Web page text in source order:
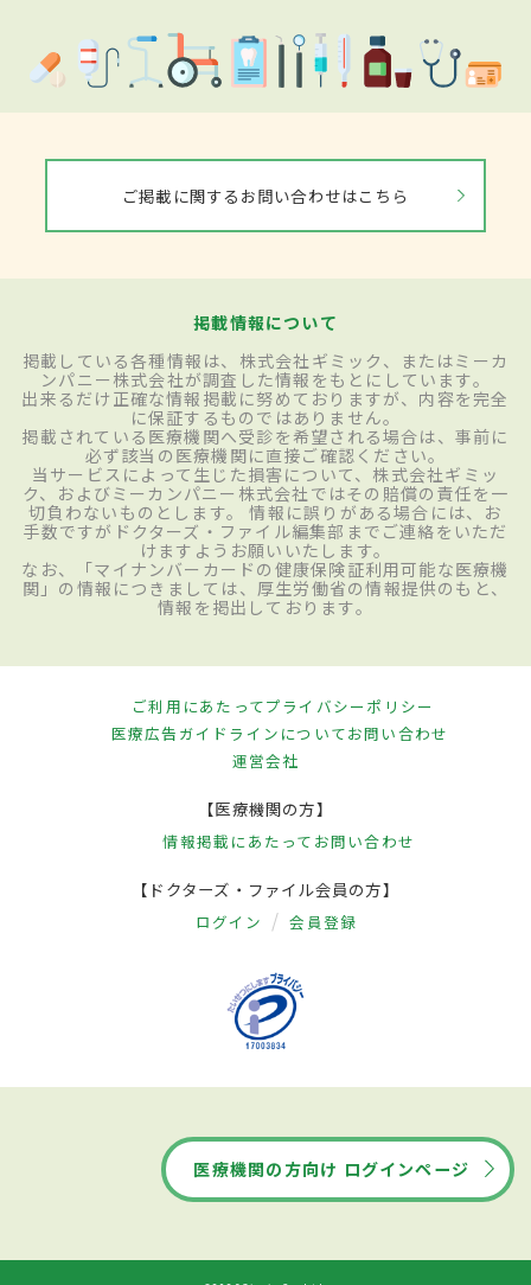
ご掲載に関するお問い合わせはこちら
掲載情報について
掲載している各種情報は、株式会社ギミック、またはミーカ
ンパニー株式会社が調査した情報をもとにしています。
出来るだけ正確な情報掲載に努めておりますが、内容を完全
に保証するものではありません。
掲載されている医療機関へ受診を希望される場合は、事前に
必ず該当の医療機関に直接ご確認ください。
当サービスによって生じた損害について、株式会社ギミッ
ク、およびミーカンパニー株式会社ではその賠償の責任を一
切負わないものとします。 情報に誤りがある場合には、お
手数ですがドクターズ・ファイル編集部までご連絡をいただ
けますようお願いいたします。
なお、「マイナンバーカードの健康保険証利用可能な医療機
関」の情報につきましては、厚生労働省の情報提供のもと、
情報を掲出しております。
ご利用にあたってプライバシーポリシー
医療広告ガイドラインについてお問い合わせ
運営会社
【医療機関の方】
情報掲載にあたって お問い合わせ
【ドクターズ・ファイル会員の方】
ログイン 会員登録
医療機関の方向け ログインページ